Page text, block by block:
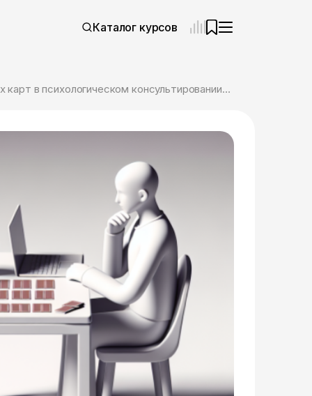
Каталог курсов
Онлайн курс «Практические навыки применения метафорических ассоциативных карт в психологическом консультировании» от ЦАППКК